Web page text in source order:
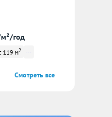
год
119 м2 ...
Смотреть все